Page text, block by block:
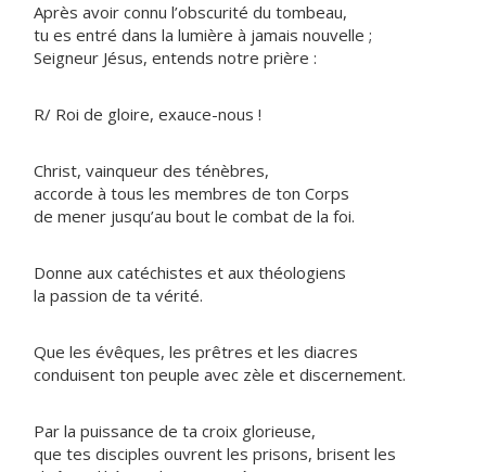
Après avoir connu l’obscurité du tombeau,
tu es entré dans la lumière à jamais nouvelle ;
Seigneur Jésus, entends notre prière :
R/ Roi de gloire, exauce-nous !
Christ, vainqueur des ténèbres,
accorde à tous les membres de ton Corps
de mener jusqu’au bout le combat de la foi.
Donne aux catéchistes et aux théologiens
la passion de ta vérité.
Que les évêques, les prêtres et les diacres
conduisent ton peuple avec zèle et discernement.
Par la puissance de ta croix glorieuse,
que tes disciples ouvrent les prisons, brisent les